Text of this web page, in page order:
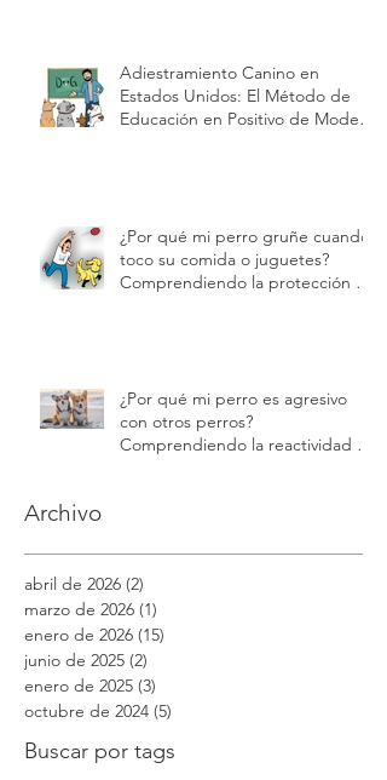
Adiestramiento Canino en
Estados Unidos: El Método de
Educación en Positivo de Modest
¿Por qué mi perro gruñe cuando
toco su comida o juguetes?
Comprendiendo la protección de
¿Por qué mi perro es agresivo
con otros perros?
Comprendiendo la reactividad y
Archivo
abril de 2026 (2)
marzo de 2026 (1)
enero de 2026 (15)
junio de 2025 (2)
enero de 2025 (3)
octubre de 2024 (5)
Buscar por tags